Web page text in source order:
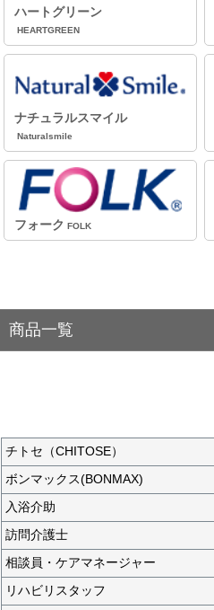
ハートグリーン
HEARTGREEN
ナチュラルスマイル
Naturalsmile
フォーク FOLK
商品一覧
チトセ（CHITOSE）
ボンマックス(BONMAX)
入浴介助
訪問介護士
相談員・ケアマネージャー
リハビリスタッフ